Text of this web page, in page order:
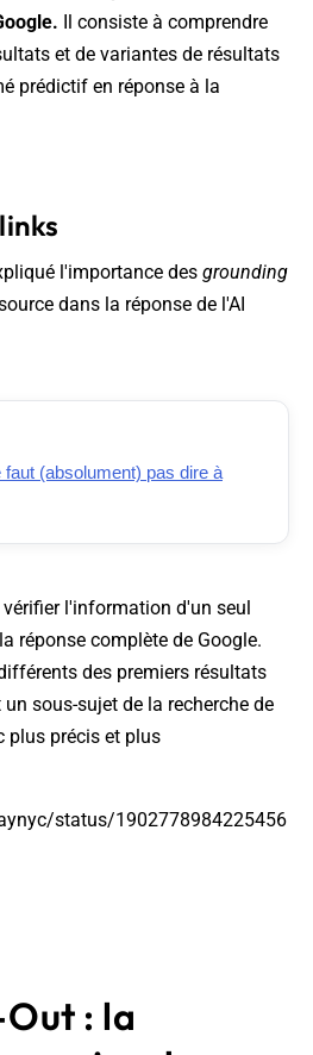
Il consiste à comprendre
et de variantes de résultats
prédictif en réponse à la
l'importance des grounding
dans la réponse de l'AI
faut (absolument) pas dire à
l'information d'un seul
réponse complète de Google.
des premiers résultats
sous-sujet de la recherche de
plus précis et plus
status/1902778984225456
: la